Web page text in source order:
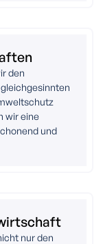
den
wir eine
und
nur den